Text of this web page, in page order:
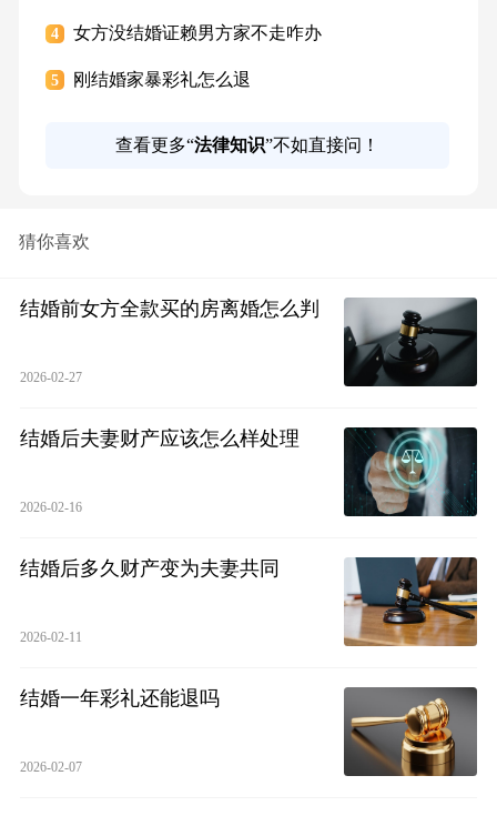
4 女方没结婚证赖男方家不走咋办
5 刚结婚家暴彩礼怎么退
查看更多“法律知识”不如直接问！
猜你喜欢
结婚前女方全款买的房离婚怎么判
2026-02-27
结婚后夫妻财产应该怎么样处理
2026-02-16
结婚后多久财产变为夫妻共同
2026-02-11
结婚一年彩礼还能退吗
2026-02-07